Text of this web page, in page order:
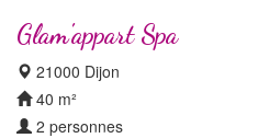
Glam'appart Spa
21000 Dijon
40 m²
2 personnes